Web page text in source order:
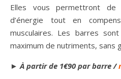
Elles vous permettront de
d’énergie tout en
musculaires. Les barres
maximum de nutriments, sans
► À partir de 1€90 par barre /